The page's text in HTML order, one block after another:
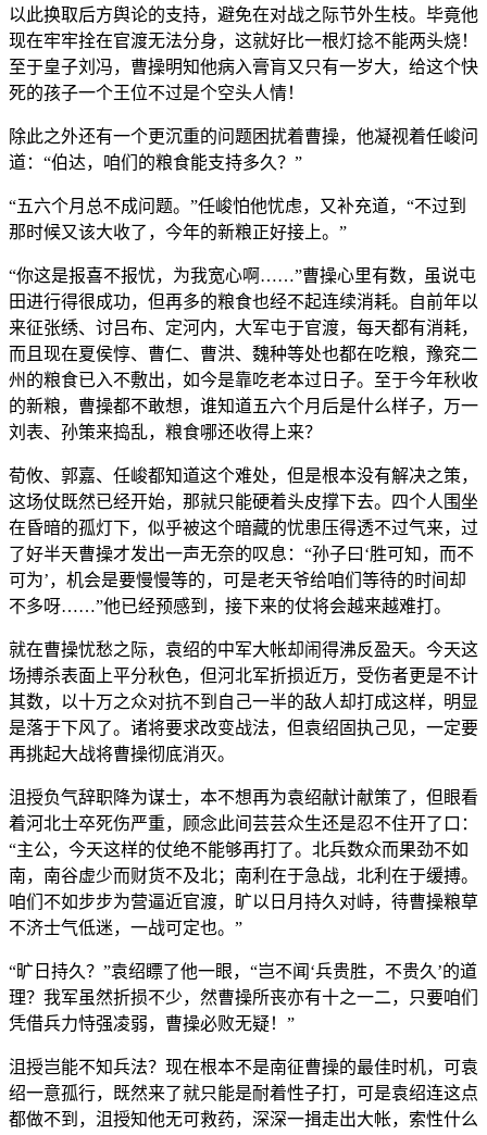
以此换取后方舆论的支持，避免在对战之际节外生枝。毕竟他
现在牢牢拴在官渡无法分身，这就好比一根灯捻不能两头烧！
至于皇子刘冯，曹操明知他病入膏肓又只有一岁大，给这个快
死的孩子一个王位不过是个空头人情！
除此之外还有一个更沉重的问题困扰着曹操，他凝视着任峻问
道：“伯达，咱们的粮食能支持多久？”
“五六个月总不成问题。”任峻怕他忧虑，又补充道，“不过到
那时候又该大收了，今年的新粮正好接上。”
“你这是报喜不报忧，为我宽心啊……”曹操心里有数，虽说屯
田进行得很成功，但再多的粮食也经不起连续消耗。自前年以
来征张绣、讨吕布、定河内，大军屯于官渡，每天都有消耗，
而且现在夏侯惇、曹仁、曹洪、魏种等处也都在吃粮，豫兖二
州的粮食已入不敷出，如今是靠吃老本过日子。至于今年秋收
的新粮，曹操都不敢想，谁知道五六个月后是什么样子，万一
刘表、孙策来捣乱，粮食哪还收得上来？
荀攸、郭嘉、任峻都知道这个难处，但是根本没有解决之策，
这场仗既然已经开始，那就只能硬着头皮撑下去。四个人围坐
在昏暗的孤灯下，似乎被这个暗藏的忧患压得透不过气来，过
了好半天曹操才发出一声无奈的叹息：“孙子曰‘胜可知，而不
可为’，机会是要慢慢等的，可是老天爷给咱们等待的时间却
不多呀……”他已经预感到，接下来的仗将会越来越难打。
就在曹操忧愁之际，袁绍的中军大帐却闹得沸反盈天。今天这
场搏杀表面上平分秋色，但河北军折损近万，受伤者更是不计
其数，以十万之众对抗不到自己一半的敌人却打成这样，明显
是落于下风了。诸将要求改变战法，但袁绍固执己见，一定要
再挑起大战将曹操彻底消灭。
沮授负气辞职降为谋士，本不想再为袁绍献计献策了，但眼看
着河北士卒死伤严重，顾念此间芸芸众生还是忍不住开了口：
“主公，今天这样的仗绝不能够再打了。北兵数众而果劲不如
南，南谷虚少而财货不及北；南利在于急战，北利在于缓搏。
咱们不如步步为营逼近官渡，旷以日月持久对峙，待曹操粮草
不济士气低迷，一战可定也。”
“旷日持久？”袁绍瞟了他一眼，“岂不闻‘兵贵胜，不贵久’的道
理？我军虽然折损不少，然曹操所丧亦有十之一二，只要咱们
凭借兵力恃强凌弱，曹操必败无疑！”
沮授岂能不知兵法？现在根本不是南征曹操的最佳时机，可袁
绍一意孤行，既然来了就只能是耐着性子打，可是袁绍连这点
都做不到，沮授知他无可救药，深深一揖走出大帐，索性什么